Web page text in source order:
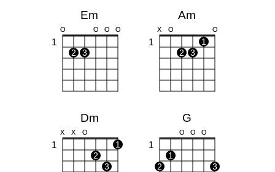
Em
O O O O
1
2 3
Am
X O O
1
1
2
3
Dm
X X O
1
1
2
3
G
O O O
1
1
2
3